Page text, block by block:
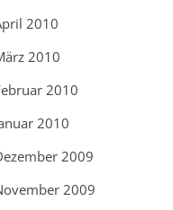
2010
2010
2010
2010
2009
2009